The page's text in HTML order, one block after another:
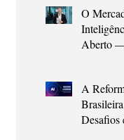
O
Aberto
A
Desafios